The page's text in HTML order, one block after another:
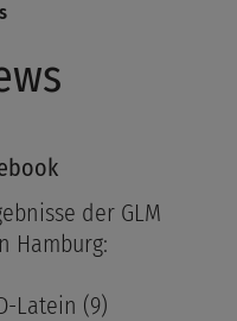
der GLM
Hamburg:
Latein (9)